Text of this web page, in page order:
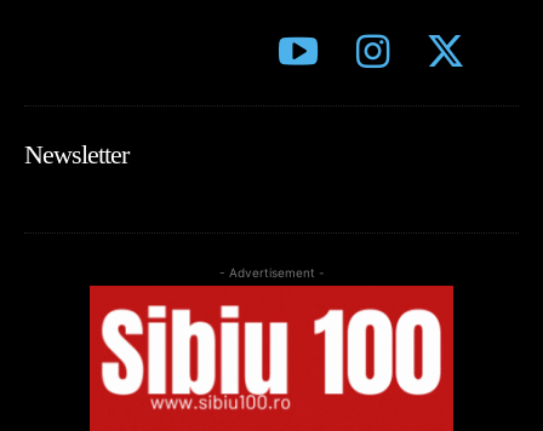
Newsletter
- Advertisement -